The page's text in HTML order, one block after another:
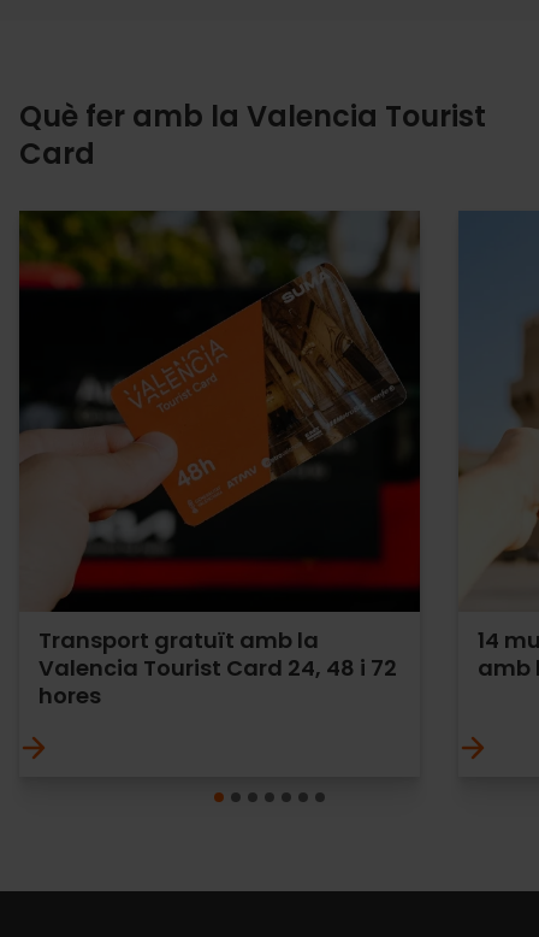
Què fer amb la Valencia Tourist
Card
Transport gratuït amb la
Valencia Tourist Card 24, 48 i 72
hores
14
amb